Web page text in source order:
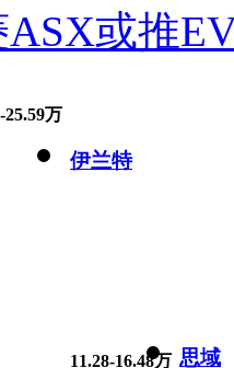
或推
25.59万
伊兰特
11.28-16.48万 思域